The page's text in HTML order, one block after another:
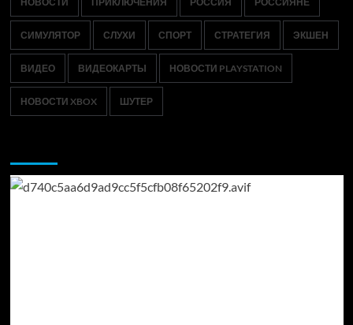
СИМУЛЯТОР СЛУХИ СПОРТ СТРАТЕГИЯ ЭКШЕН
ВИДЕО ВИДЕОКАРТЫ НОВОСТИ PLAYSTATION
НОВОСТИ XBOX ШУТЕР